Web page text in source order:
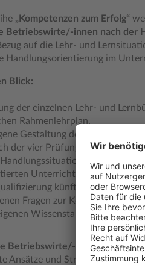
„Kompetenzen zum Erfolg“
Betriebswirte/-innen nach der
auf die Lehr- und
Handlungsorientierung im
Blick:
der einzelnen Lehr- und
Rahmenlehrplan.
Gestaltung des
der vier Prüfungsteile ein
und
Unterrichtsgestaltung.
künftiger
Fragen zur
Wissenstands.
Betriebswirte/-innen nach der
Ansätze und Strategien